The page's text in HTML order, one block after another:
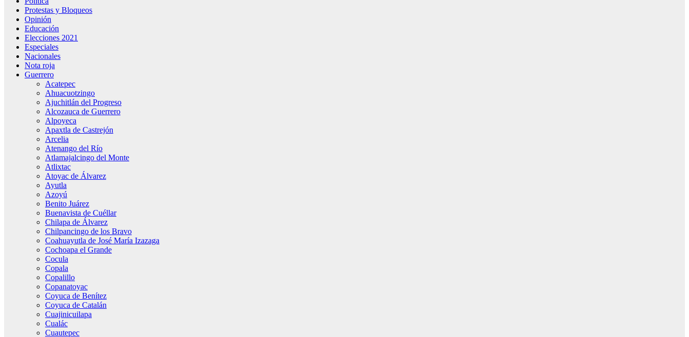
Protestas y Bloqueos
Opinión
Educación
Elecciones 2021
Especiales
Nacionales
Nota roja
Guerrero
Acatepec
Ahuacuotzingo
Ajuchitlán del Progreso
Alcozauca de Guerrero
Alpoyeca
Apaxtla de Castrejón
Arcelia
Atenango del Río
Atlamajalcingo del Monte
Atlixtac
Atoyac de Álvarez
Ayutla
Azoyú
Benito Juárez
Buenavista de Cuéllar
Chilapa de Álvarez
Chilpancingo de los Bravo
Coahuayutla de José María Izazaga
Cochoapa el Grande
Cocula
Copala
Copalillo
Copanatoyac
Coyuca de Benítez
Coyuca de Catalán
Cuajinicuilapa
Cualác
Cuautepec